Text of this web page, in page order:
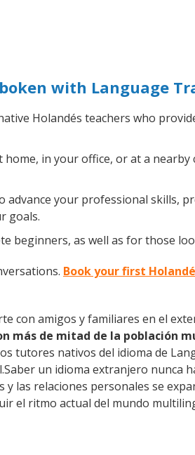
with Language
Holandés teachers who
home, in your office, or at a
advance your professional skills,
goals.
beginners, as well as for those
Book your first
con amigos y familiares en el
más de mitad de la población
tutores nativos del idioma de
un idioma extranjero nunca
las relaciones personales se
el ritmo actual del mundo